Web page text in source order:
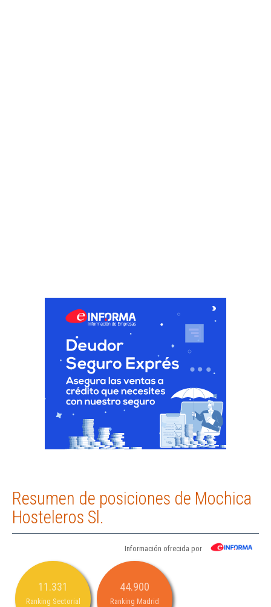
Resumen de posiciones de Mochica
Hosteleros Sl.
Información ofrecida por
11.331
Ranking Sectorial
44.900
Ranking Madrid